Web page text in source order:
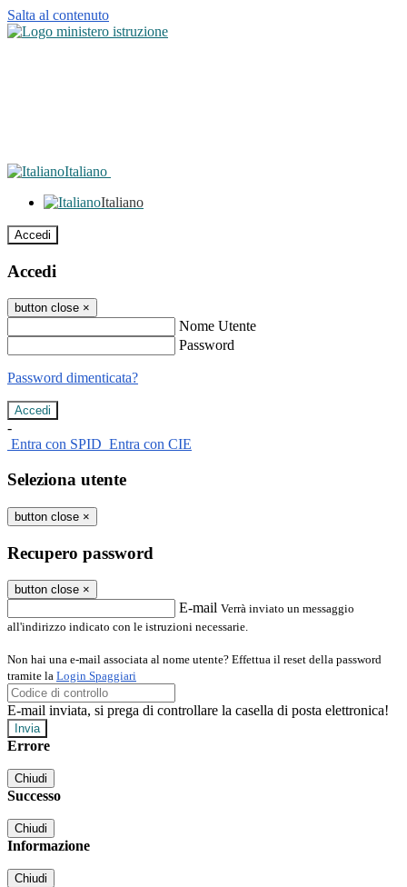
Salta al contenuto
Italiano
Italiano
Accedi
Accedi
button close ×
Nome Utente
Password
Password dimenticata?
-
Entra con SPID Entra con CIE
Seleziona utente
button close ×
Recupero password
button close ×
E-mail Verrà inviato un messaggio
all'indirizzo indicato con le istruzioni necessarie.
Non hai una e-mail associata al nome utente? Effettua il reset della password
tramite la Login Spaggiari
E-mail inviata, si prega di controllare la casella di posta elettronica!
Errore
Chiudi
Successo
Chiudi
Informazione
Chiudi